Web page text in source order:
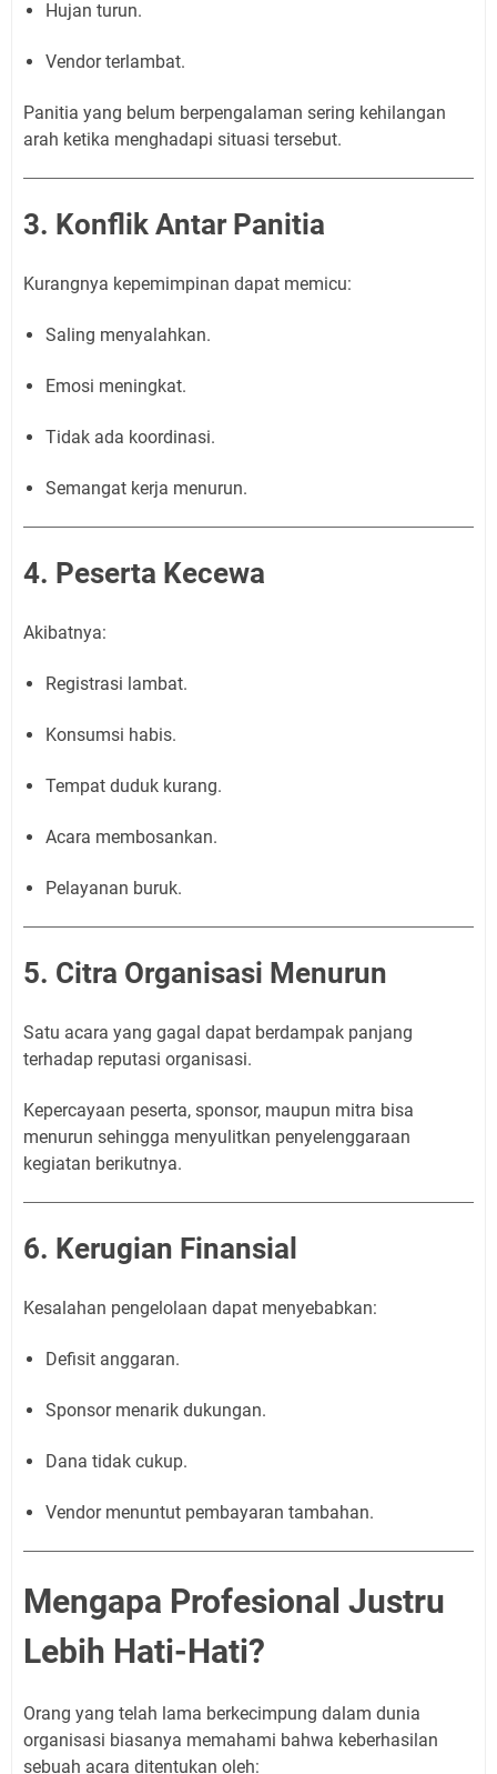
Hujan turun.
Vendor terlambat.
Panitia yang belum berpengalaman sering kehilangan
arah ketika menghadapi situasi tersebut.
3. Konflik Antar Panitia
Kurangnya kepemimpinan dapat memicu:
Saling menyalahkan.
Emosi meningkat.
Tidak ada koordinasi.
Semangat kerja menurun.
4. Peserta Kecewa
Akibatnya:
Registrasi lambat.
Konsumsi habis.
Tempat duduk kurang.
Acara membosankan.
Pelayanan buruk.
5. Citra Organisasi Menurun
Satu acara yang gagal dapat berdampak panjang
terhadap reputasi organisasi.
Kepercayaan peserta, sponsor, maupun mitra bisa
menurun sehingga menyulitkan penyelenggaraan
kegiatan berikutnya.
6. Kerugian Finansial
Kesalahan pengelolaan dapat menyebabkan:
Defisit anggaran.
Sponsor menarik dukungan.
Dana tidak cukup.
Vendor menuntut pembayaran tambahan.
Mengapa Profesional Justru
Lebih Hati-Hati?
Orang yang telah lama berkecimpung dalam dunia
organisasi biasanya memahami bahwa keberhasilan
sebuah acara ditentukan oleh: